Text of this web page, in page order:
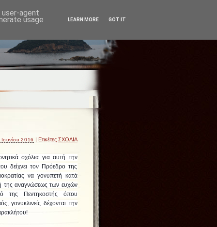
2016 | Ετικέτες ΣΧΟΛΙΑ
σχόλια για αυτή την
δείχνει τον Πρόεδρο της
να γονυπετή κατά
της αναγνώσεως των ευχών
της Πεντηκοστής όπου
γονυκλινείς δέχονται την
agent
usage LEARN MORE GOT IT